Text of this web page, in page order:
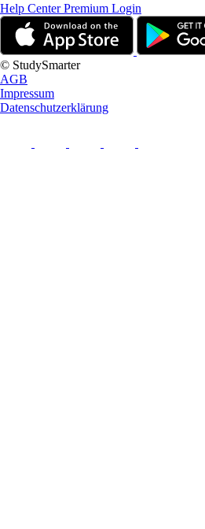
Help CenterPremium Login
© StudySmarter
AGB
Impressum
Datenschutzerklärung